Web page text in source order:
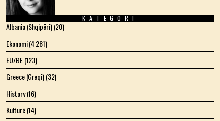
KATEGORI
Albania (Shqipëri)(20)
Ekonomi(4 281)
EU/BE(123)
Greece (Greqi)(32)
History(16)
Kulturë(14)